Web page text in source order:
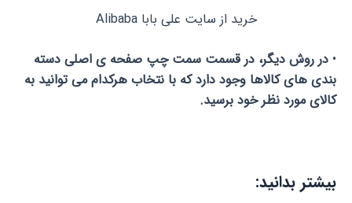
خرید از سایت علی بابا Alibaba
• در روش دیگر، در قسمت سمت چپ صفحه ی اصلی دسته
بندی های کالاها وجود دارد که با نتخاب هرکدام می توانید به
کالای مورد نظر خود برسید.
بیشتر بدانید: